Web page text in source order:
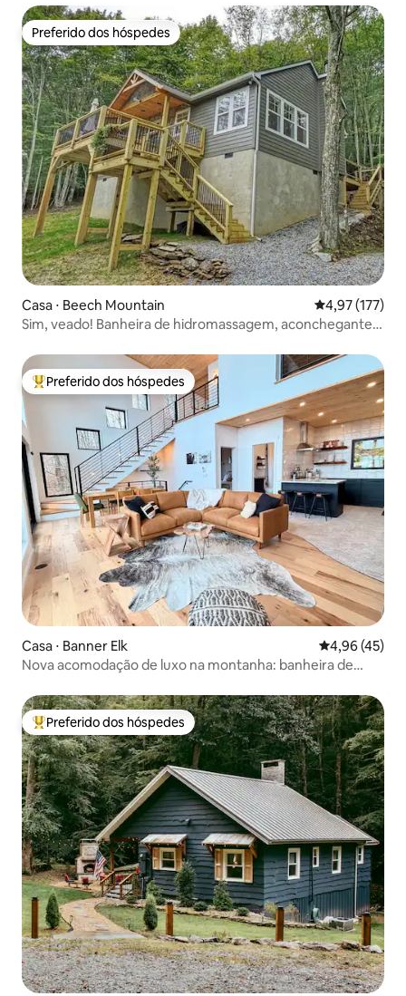
Preferido dos hóspedes
Preferido dos hóspedes
Casa ⋅ Beech Mountain 4,97 de uma
4,97 (177)
Sim, veado! Banheira de hidromassagem, aconchegante,
Entre os melhores preferidos dos hóspedes
Preferido dos hóspedes
Casa ⋅ Banner Elk 4,96 de uma
4,96 (45)
Nova acomodação de luxo na montanha: banheira de
Entre os melhores preferidos dos hóspedes
Preferido dos hóspedes